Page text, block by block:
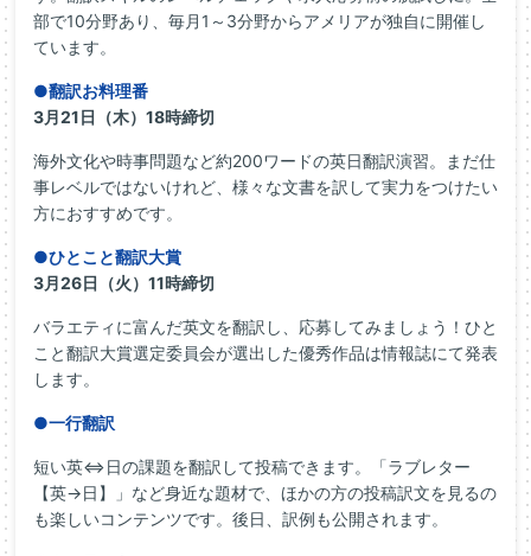
部で10分野あり、毎月1～3分野からアメリアが独自に開催し
ています。
●翻訳お料理番
3月21日（木）18時締切
海外文化や時事問題など約200ワードの英日翻訳演習。まだ仕
事レベルではないけれど、様々な文書を訳して実力をつけたい
方におすすめです。
●ひとこと翻訳大賞
3月26日（火）11時締切
バラエティに富んだ英文を翻訳し、応募してみましょう！ひと
こと翻訳大賞選定委員会が選出した優秀作品は情報誌にて発表
します。
●一行翻訳
短い英⇔日の課題を翻訳して投稿できます。「ラブレター
【英→日】」など身近な題材で、ほかの方の投稿訳文を見るの
も楽しいコンテンツです。後日、訳例も公開されます。